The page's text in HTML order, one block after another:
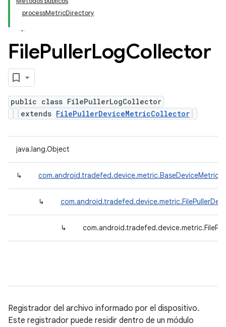
processMetricDirectory
FilePullerLogCollector
public class FilePullerLogCollector
extends FilePullerDeviceMetricCollector
java.lang.Object
↳
↳
↳
Registrador del archivo informado por el dispositivo.
Este registrador puede residir dentro de un módulo